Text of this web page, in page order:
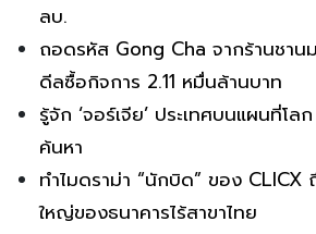
ลบ.
ถอดรหัส Gong Cha จากร้านชา
ดีลซื้อกิจการ 2.11 หมื่นล้านบาท
รู้จัก ‘จอร์เจีย’ ประเทศบนแผนที่โ
ค้นหา
ทำไมดราม่า “นักบิด” ของ
ใหญ่ของธนาคารไร้สาขาไทย